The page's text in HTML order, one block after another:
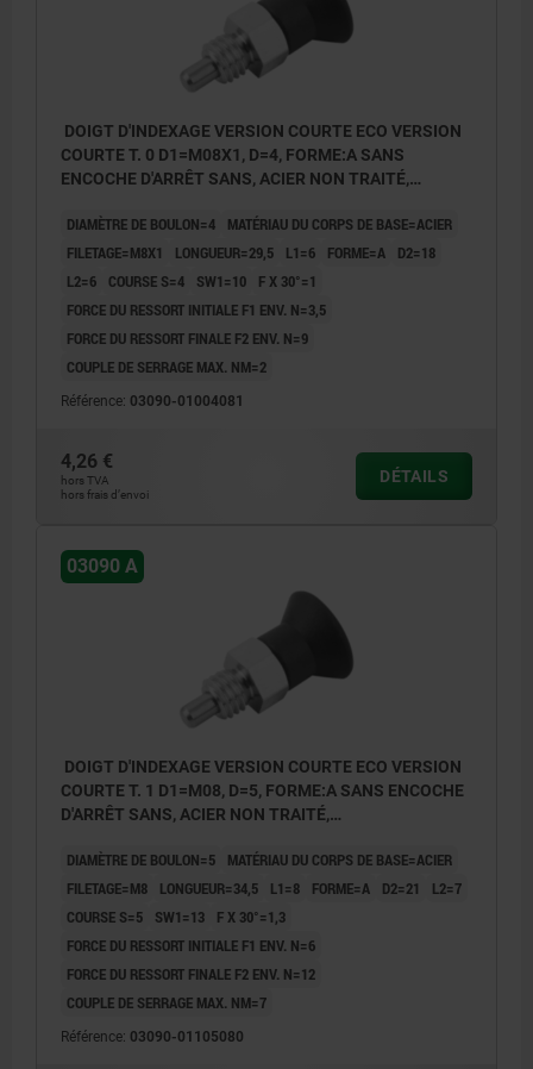
DOIGT D'INDEXAGE VERSION COURTE ECO VERSION
COURTE T. 0 D1=M08X1, D=4, FORME:A SANS
ENCOCHE D'ARRÊT SANS, ACIER NON TRAITÉ,
DIAMÈTRE DE BOULON=4
MATÉRIAU DU CORPS DE BASE=ACIER
FILETAGE=M8X1
LONGUEUR=29,5 L1=6 FORME=A
D2=18
L2=6
COURSE S=4 SW1=10
F X 30°=1
FORCE DU RESSORT INITIALE F1 ENV. N=3,5
FORCE DU RESSORT FINALE F2 ENV. N=9
COUPLE DE SERRAGE MAX. NM=2
Référence: 03090-01004081
4,26 €
hors TVA
hors frais d’envoi
DÉTAILS
03090 A
DOIGT D'INDEXAGE VERSION COURTE ECO VERSION
COURTE T. 1 D1=M08, D=5, FORME:A SANS ENCOCHE
D'ARRÊT SANS, ACIER NON TRAITÉ,
DIAMÈTRE DE BOULON=5
MATÉRIAU DU CORPS DE BASE=ACIER
FILETAGE=M8
LONGUEUR=34,5 L1=8 FORME=A D2=21
L2=7
COURSE S=5
SW1=13
F X 30°=1,3
FORCE DU RESSORT INITIALE F1 ENV. N=6
FORCE DU RESSORT FINALE F2 ENV. N=12
COUPLE DE SERRAGE MAX. NM=7
Référence: 03090-01105080